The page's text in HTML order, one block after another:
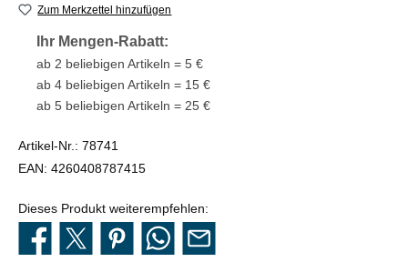
Zum Merkzettel hinzufügen
Ihr Mengen-Rabatt:
ab 2 beliebigen Artikeln = 5 €
ab 4 beliebigen Artikeln = 15 €
ab 5 beliebigen Artikeln = 25 €
Artikel-Nr.: 78741
EAN: 4260408787415
Dieses Produkt weiterempfehlen: